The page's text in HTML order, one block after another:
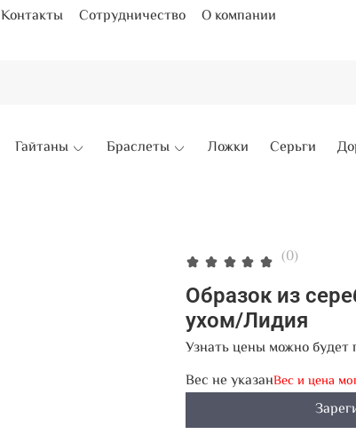
Контакты Сотрудничество О компании
Гайтаны Браслеты Ложки Серьги
(0)
Образок из
ухом/Лидия
Узнать цены можно будет
Вес не указанВес и цена